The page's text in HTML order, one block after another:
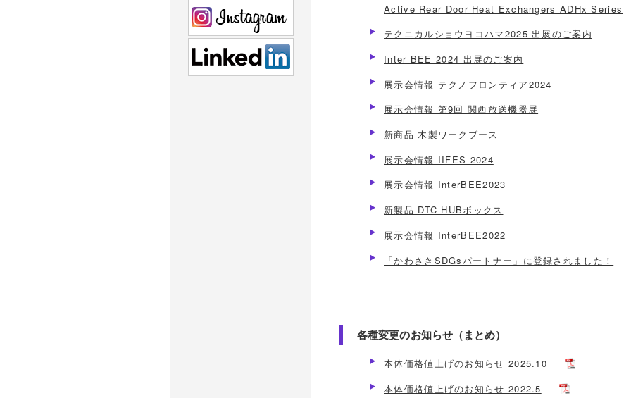
Active Rear Door Heat Exchangers ADHx Series
テクニカルショウヨコハマ2025 出展のご案内
Inter BEE 2024 出展のご案内
展示会情報 テクノフロンティア2024
展示会情報 第9回 関西放送機器展
新商品 木製ワークブース
展示会情報 IIFES 2024
展示会情報 InterBEE2023
新製品 DTC HUBボックス
展示会情報 InterBEE2022
「かわさきSDGsパートナー」に登録されました！
各種変更のお知らせ（まとめ）
本体価格値上げのお知らせ 2025.10
本体価格値上げのお知らせ 2022.5